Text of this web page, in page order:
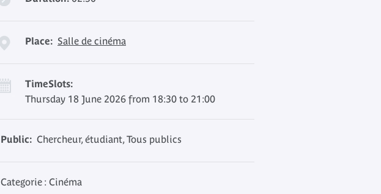
Place: Salle de cinéma
TimeSlots:
Thursday 18 June 2026 from 18:30 to 21:00
Public: Chercheur, étudiant, Tous publics
Categorie : Cinéma